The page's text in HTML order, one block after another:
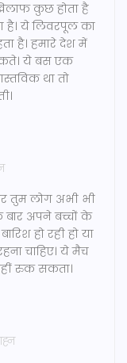
कुछ होता है
है। ये लिवरपूल का
है। हमारे देश में
ये बस एक
था तो
तुम लोग अभी भी
बार अपने बच्चों के
हो रही हो या
चाहिए। ये मैच
रुक सकता।